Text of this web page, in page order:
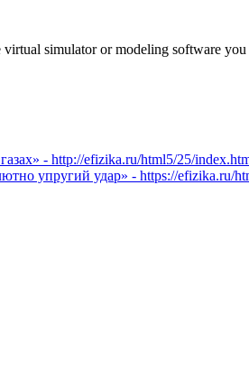
simulator or modeling software
- http://efizika.ru/html5/25/
упругий удар» - https://efizika.ru/